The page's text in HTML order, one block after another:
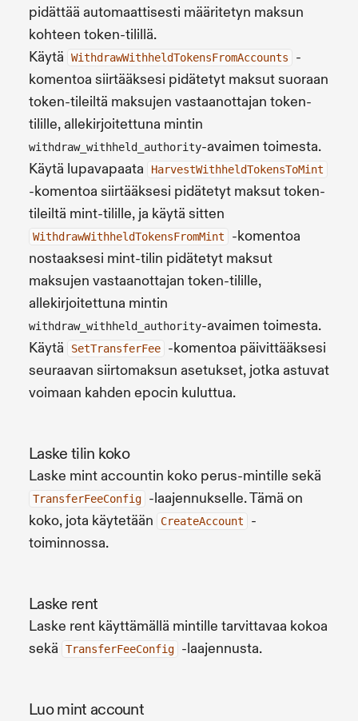
pidättää automaattisesti määritetyn maksun
kohteen token-tilillä.
Käytä
WithdrawWithheldTokensFromAccounts
-
komentoa siirtääksesi pidätetyt maksut suoraan
token-tileiltä maksujen vastaanottajan token-
tilille, allekirjoitettuna mintin
withdraw_withheld_authority-avaimen toimesta.
Käytä lupavapaata
HarvestWithheldTokensToMint
-komentoa siirtääksesi pidätetyt maksut token-
tileiltä mint-tilille, ja käytä sitten
WithdrawWithheldTokensFromMint
-komentoa
nostaaksesi mint-tilin pidätetyt maksut
maksujen vastaanottajan token-tilille,
allekirjoitettuna mintin
withdraw_withheld_authority-avaimen toimesta.
Käytä
SetTransferFee
-komentoa päivittääksesi
seuraavan siirtomaksun asetukset, jotka astuvat
voimaan kahden epocin kuluttua.
Laske tilin koko
Laske mint accountin koko perus-mintille sekä
TransferFeeConfig
-laajennukselle. Tämä on
koko, jota käytetään
CreateAccount
-
toiminnossa.
Laske rent
Laske rent käyttämällä mintille tarvittavaa kokoa
sekä
TransferFeeConfig -laajennusta.
Luo mint account